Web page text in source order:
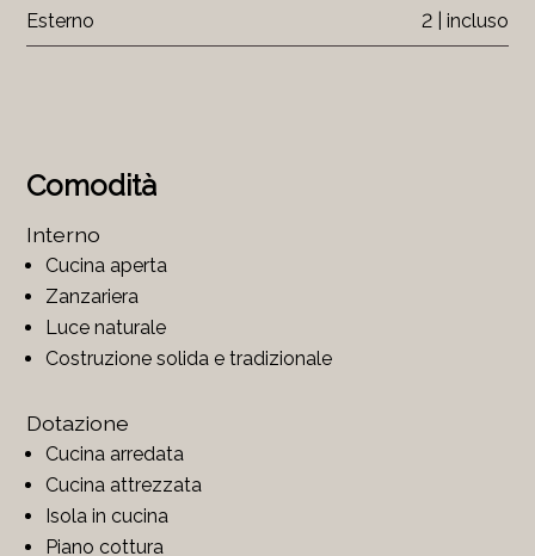
Comodità
Interno
Cucina aperta
Zanzariera
Luce naturale
Costruzione solida e tradizionale
Dotazione
Cucina arredata
Cucina attrezzata
Isola in cucina
Piano cottura
Esterno 2 | incluso